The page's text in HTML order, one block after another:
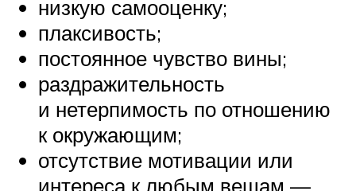
низкую самооценку;
плаксивость;
постоянное чувство вины;
раздражительность
и нетерпимость по отношению
к окружающим;
отсутствие мотивации или
интереса к любым вещам —